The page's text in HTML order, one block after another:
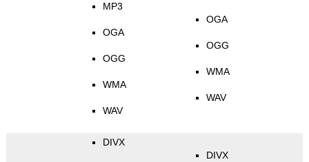
MP3
OGA
OGG
WMA
WAV
OGA
OGG
WMA
WAV
DIVX
DIVX